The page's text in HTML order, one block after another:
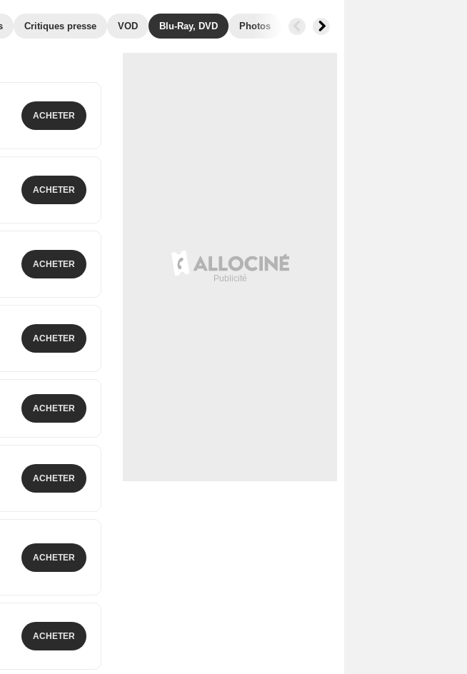
Critiques presse VOD Blu-Ray, DVD Photos Musique
ACHETER
ACHETER
ACHETER
ACHETER
ACHETER
ACHETER
ACHETER
ACHETER